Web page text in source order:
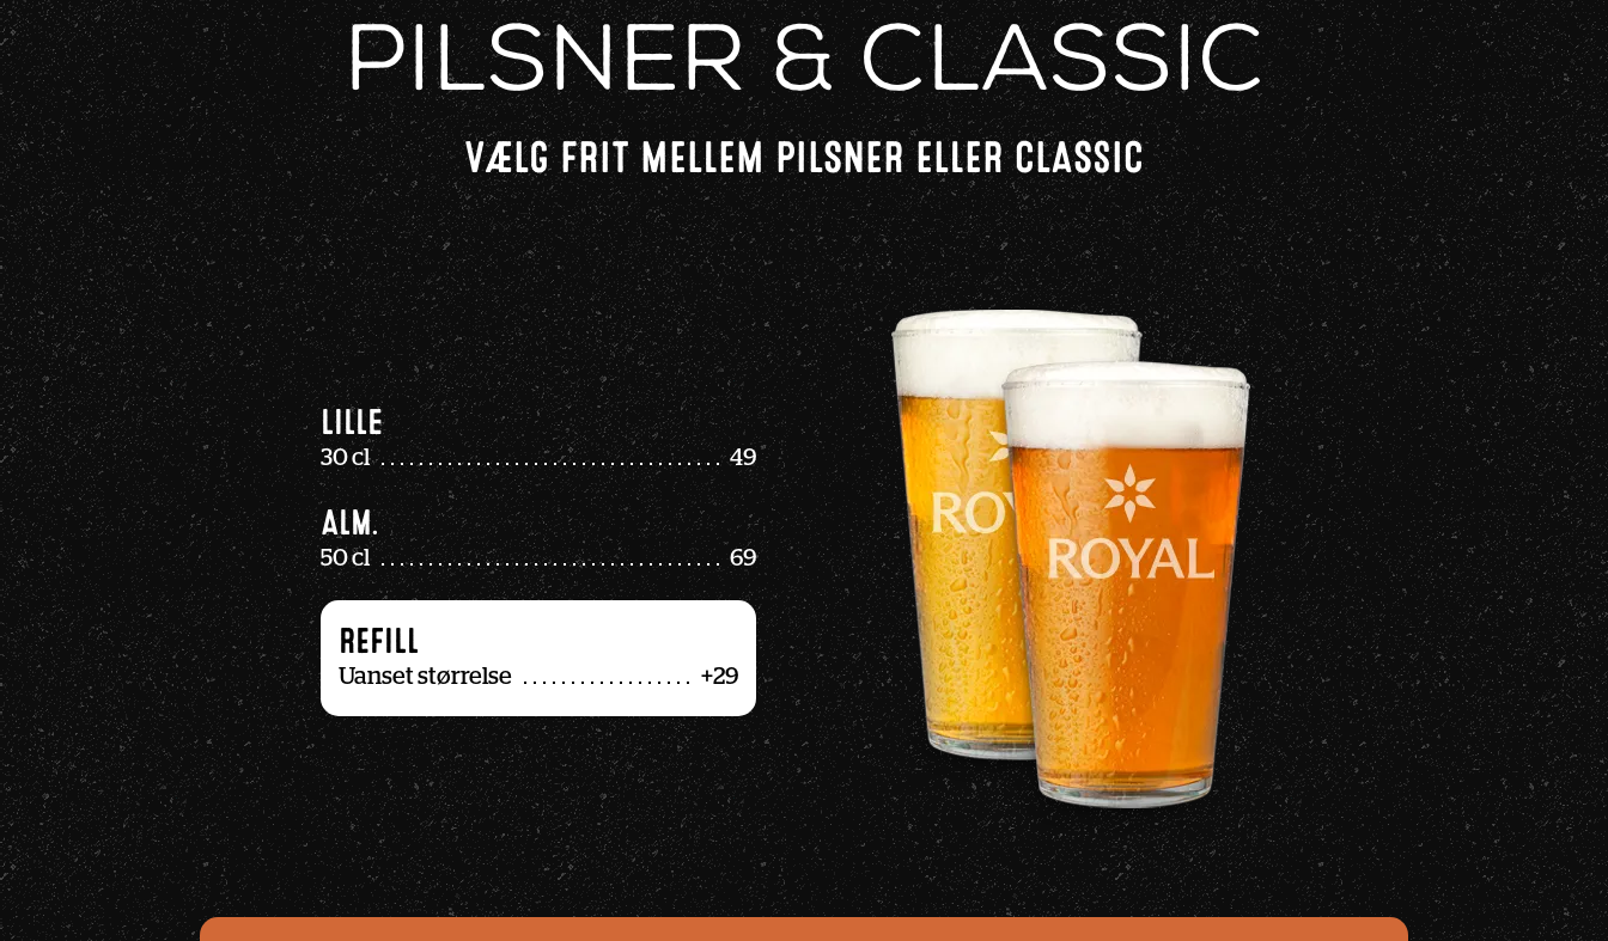
Pilsner & Classic
VÆLG FRIT MELLEM PILSNER ELLER CLASSIC
Lille
30 cl 49
Alm.
50 cl 69
REFILL
Uanset størrelse +29